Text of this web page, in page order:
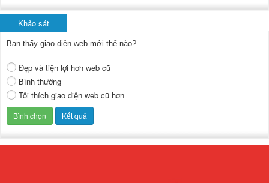
Khảo sát
Bạn thấy giao diện web mới thế nào?
Đẹp và tiện lợi hơn web cũ
Bình thường
Tôi thích giao diện web cũ hơn